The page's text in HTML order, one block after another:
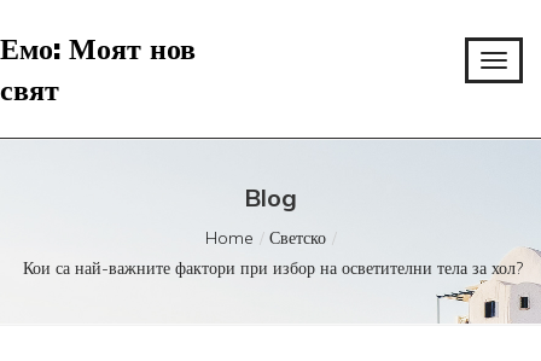
Емо: Моят нов
свят
Blog
Home
Светско
Кои са най-важните фактори при избор на осветителни тела за хол?